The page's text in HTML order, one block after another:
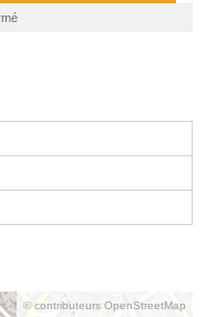
© contributeurs OpenStreetMap